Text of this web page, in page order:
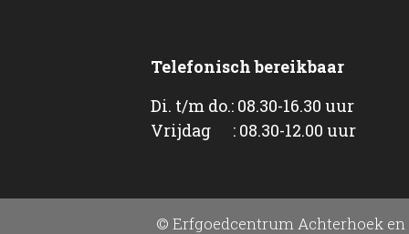
Telefonisch bereikbaar
Di. t/m do.: 08.30-16.30 uur
Vrijdag : 08.30-12.00 uur
© Erfgoedcentrum Achterhoek en